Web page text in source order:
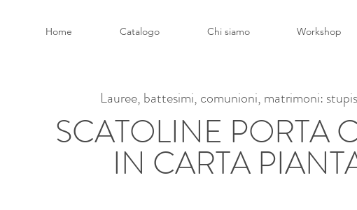
Home Catalogo Chi siamo Workshop
Lauree, battesimi, comunioni, matrimoni:
SCATOLINE PORTA
IN CARTA